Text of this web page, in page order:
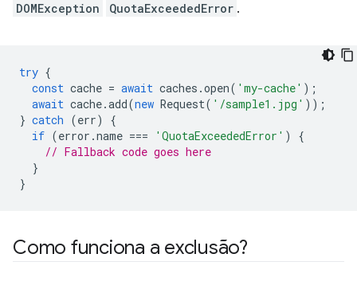
DOMException QuotaExceededError .
try {
const cache = await caches .open( 'my-cache' );
await cache.add(new Request( '/sample1.jpg' ));
} catch (err)
{
if (error .name === 'QuotaExceededError' )
{
// Fallback code goes here
}
}
Como funciona a exclusão?